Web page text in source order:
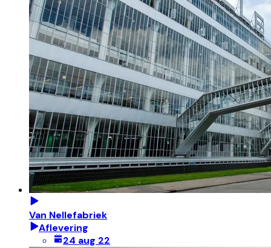
Van Nellefabriek
Aflevering
24 aug 22